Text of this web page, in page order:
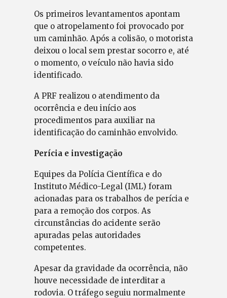
Os primeiros levantamentos apontam
que o atropelamento foi provocado por
um caminhão. Após a colisão, o motorista
deixou o local sem prestar socorro e, até
o momento, o veículo não havia sido
identificado.
A PRF realizou o atendimento da
ocorrência e deu início aos
procedimentos para auxiliar na
identificação do caminhão envolvido.
Perícia e investigação
Equipes da Polícia Científica e do
Instituto Médico-Legal (IML) foram
acionadas para os trabalhos de perícia e
para a remoção dos corpos. As
circunstâncias do acidente serão
apuradas pelas autoridades
competentes.
Apesar da gravidade da ocorrência, não
houve necessidade de interditar a
rodovia. O tráfego seguiu normalmente